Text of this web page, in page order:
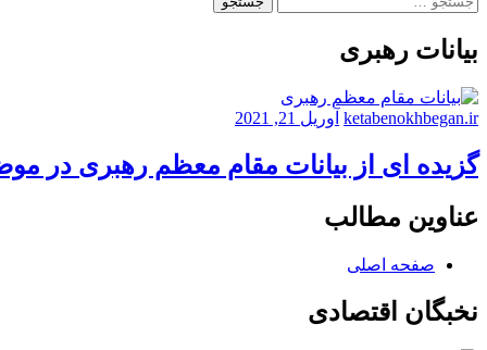
بیانات رهبری
ketabenokhbegan.ir آوریل 21, 2021
گزیده ای از بیانات مقام معظم رهبری در
عناوین مطالب
صفحه اصلی
نخبگان اقتصادی